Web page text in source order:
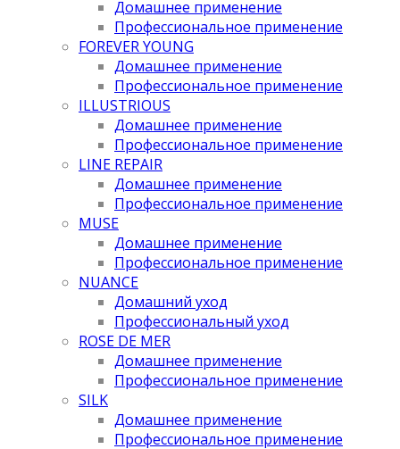
Домашнее применение
Профессиональное применение
FOREVER YOUNG
Домашнее применение
Профессиональное применение
ILLUSTRIOUS
Домашнее применение
Профессиональное применение
LINE REPAIR
Домашнее применение
Профессиональное применение
MUSE
Домашнее применение
Профессиональное применение
NUANCE
Домашний уход
Профессиональный уход
ROSE DE MER
Домашнее применение
Профессиональное применение
SILK
Домашнее применение
Профессиональное применение